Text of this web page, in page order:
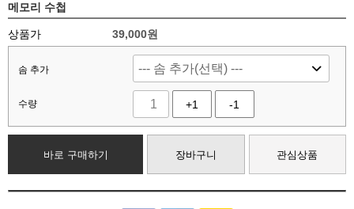
메모리 수첩
상품가 39,000원
솜 추가
수량 +1 -1
바로 구매하기 장바구니 관심상품